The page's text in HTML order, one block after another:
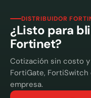
DISTRIBUIDOR
¿Listo para
Fortinet?
Cotización sin costo
FortiGate,
empresa.